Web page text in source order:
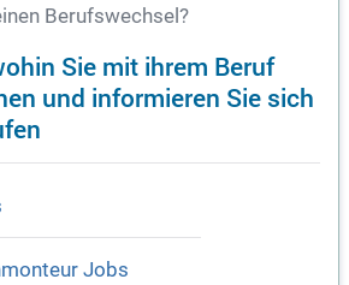
Berufswechsel?
Sie mit ihrem Beruf
und informieren Sie sich
Jobs